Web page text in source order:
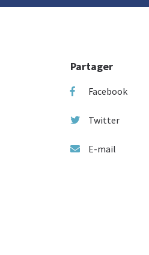
Partager
Facebook
Twitter
E-mail